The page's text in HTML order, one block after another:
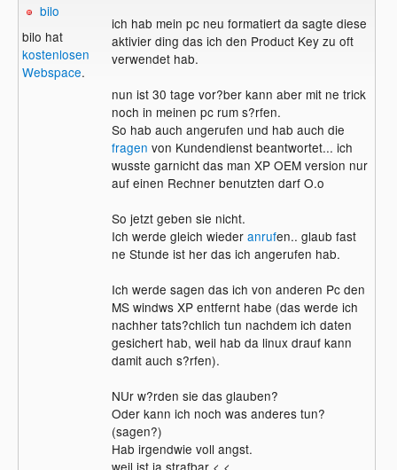
bilo
bilo hat
kostenlosen
Webspace.
ich hab mein pc neu formatiert da sagte diese
aktivier ding das ich den Product Key zu oft
verwendet hab.
nun ist 30 tage vor?ber kann aber mit ne trick
noch in meinen pc rum s?rfen.
So hab auch angerufen und hab auch die
fragen von Kundendienst beantwortet... ich
wusste garnicht das man XP OEM version nur
auf einen Rechner benutzten darf O.o
So jetzt geben sie nicht.
Ich werde gleich wieder anrufen.. glaub fast
ne Stunde ist her das ich angerufen hab.
Ich werde sagen das ich von anderen Pc den
MS windws XP entfernt habe (das werde ich
nachher tats?chlich tun nachdem ich daten
gesichert hab, weil hab da linux drauf kann
damit auch s?rfen).
NUr w?rden sie das glauben?
Oder kann ich noch was anderes tun?
(sagen?)
Hab irgendwie voll angst.